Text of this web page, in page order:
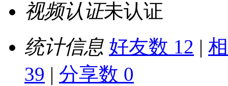
视频认证未认证
统计信息 好友数 12 |
39 | 分享数 0